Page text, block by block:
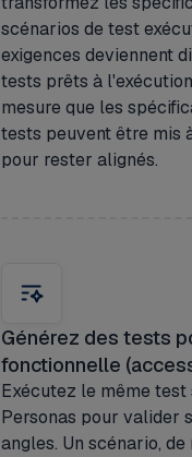
scénarios de test
exigences deviennent
tests prêts à
mesure que les
tests peuvent être mis
pour rester alignés.
Générez des tests
fonctionnelle
Exécutez le même test
Personas pour valider
angles. Un scénario,